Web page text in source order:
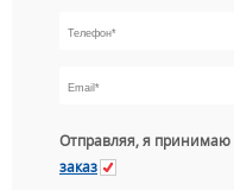
Отправляя, я принимаю
заказ